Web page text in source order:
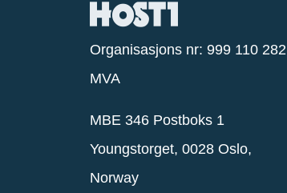
Organisasjons nr: 999 110 282
MVA
MBE 346 Postboks 1
Youngstorget, 0028 Oslo,
Norway